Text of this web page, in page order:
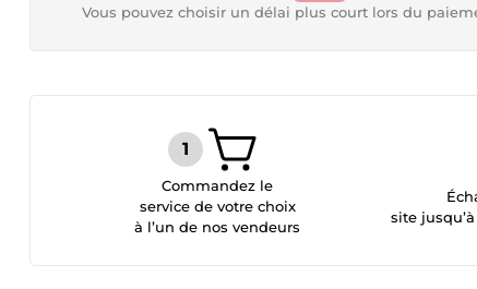
Vous pouvez choisir un délai plus court lors du
Commandez le
service de votre choix
à l’un de nos vendeurs
site